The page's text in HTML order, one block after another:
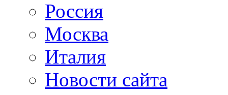
Россия
Москва
Италия
Новости сайта